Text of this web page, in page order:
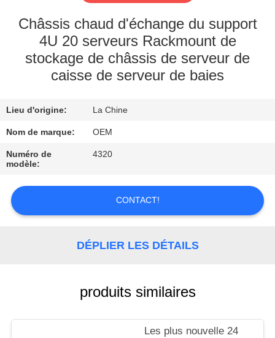
VISITE
D'USINE
CONTRÔLE
QUALITÉ
CONTACTEZ-
NOUVELLES
Châssis chaud d'échange du support
4U 20 serveurs Rackmount de
stockage de châssis de serveur de
caisse de serveur de baies
Lieu d'origine: La Chine
Nom de marque: OEM
Numéro de
modèle:
4320
CONTACT!
DÉPLIER LES DÉTAILS
produits similaires
Les plus nouvelle 24